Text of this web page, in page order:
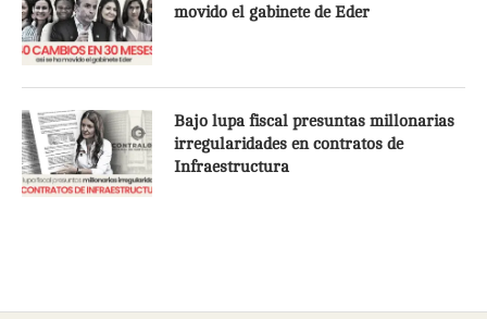
movido el gabinete de Eder
Bajo lupa fiscal presuntas millonarias
irregularidades en contratos de
Infraestructura